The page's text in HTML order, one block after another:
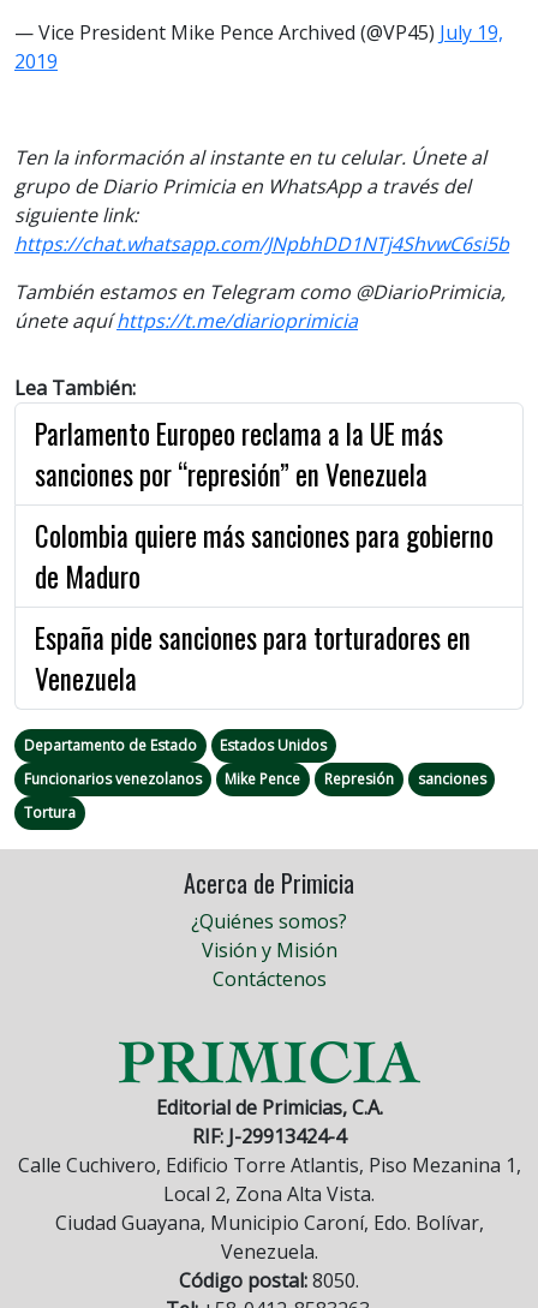
— Vice President Mike Pence Archived (@VP45) July 19,
2019
Ten la información al instante en tu celular. Únete al
grupo de Diario Primicia en WhatsApp a través del
siguiente link:
https://chat.whatsapp.com/JNpbhDD1NTj4ShvwC6si5b
También estamos en Telegram como @DiarioPrimicia,
únete aquíhttps://t.me/diarioprimicia
Lea También:
Parlamento Europeo reclama a la UE más
sanciones por “represión” en Venezuela
Colombia quiere más sanciones para gobierno
de Maduro
España pide sanciones para torturadores en
Venezuela
Departamento de Estado
Estados Unidos
Funcionarios venezolanos
Mike Pence Represión
sanciones
Tortura
Acerca de Primicia
¿Quiénes somos?
Visión y Misión
Contáctenos
Editorial de Primicias, C.A.
RIF: J-29913424-4
Calle Cuchivero, Edificio Torre Atlantis, Piso Mezanina 1,
Local 2, Zona Alta Vista.
Ciudad Guayana, Municipio Caroní, Edo. Bolívar,
Venezuela.
Código postal:8050.